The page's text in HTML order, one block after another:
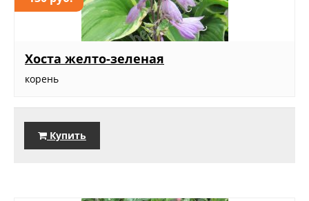
Хоста желто-зеленая
корень
Купить